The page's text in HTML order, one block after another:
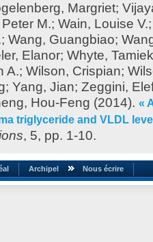
Margriet;
M.; Wain, Louise V.
; Wang, Guangbiao;
Elanor; Whyte,
A.; Wilson, Crispian;
; Yang, Jian; Zeggini,
Hou-Feng (2014). «
triglyceride and VLDL
, 5, pp. 1-10.
Archipel Nous écrire